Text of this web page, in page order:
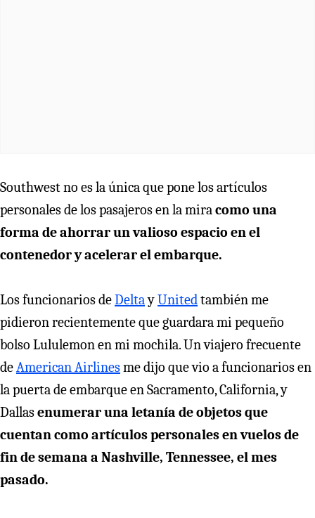
Southwest no es la única que pone los artículos
personales de los pasajeros en la miracomo una
forma de ahorrar un valioso espacio en el
contenedor y acelerar el embarque.
Los funcionarios deDeltayUnitedtambién me
pidieron recientemente que guardara mi pequeño
bolso Lululemon en mi mochila. Un viajero frecuente
deAmerican Airlinesme dijo que vio a funcionarios en
la puerta de embarque en Sacramento, California, y
Dallasenumerar una letanía de objetos que
cuentan como artículos personales en vuelos de
fin de semana a Nashville, Tennessee, el mes
pasado.